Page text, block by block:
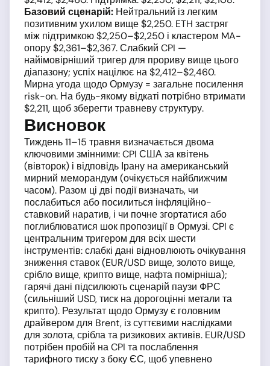
Базовий сценарій: Нейтральний із легким
позитивним ухилом вище $2,250. ETH застряг
між підтримкою $2,250–$2,250 і кластером MA-
опору $2,361–$2,367. Слабкий CPI —
найімовірніший тригер для прориву вище цього
діапазону; успіх націлює на $2,412–$2,460.
Мирна угода щодо Ормузу = загальне посилення
risk-on. На будь-якому відкаті потрібно втримати
$2,211, щоб зберегти травневу структуру.
Висновок
Тиждень 11–15 травня визначається двома
ключовими змінними: CPI США за квітень
(вівторок) і відповідь Ірану на американський
мирний меморандум (очікується найближчим
часом). Разом ці дві події визначать, чи
послабиться або посилиться інфляційно-
ставковий наратив, і чи почне згортатися або
поглиблюватися шок пропозиції в Ормузі. CPI є
центральним тригером для всіх шести
інструментів: слабкі дані відновлюють очікування
зниження ставок (EUR/USD вище, золото вище,
срібло вище, крипто вище, нафта помірніша);
гарячі дані підсилюють сценарій паузи ФРС
(сильніший USD, тиск на дорогоцінні метали та
крипто). Результат щодо Ормузу є головним
драйвером для Brent, із суттєвими наслідками
для золота, срібла та ризикових активів. EUR/USD
потрібен пробій на CPI та послаблення
тарифного тиску з боку ЄС, щоб упевнено